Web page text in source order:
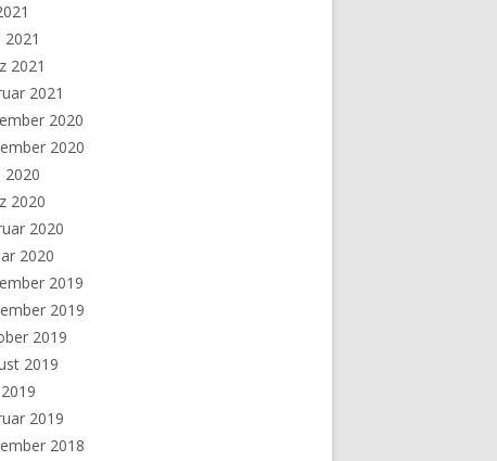
2021
2021
2021
2020
2020
2020
2020
2020
2020
2019
2019
2019
2019
2019
2018